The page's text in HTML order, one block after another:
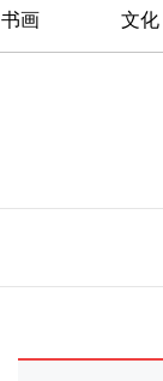
书画 文化